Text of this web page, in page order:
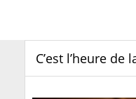
C’est l’heure de